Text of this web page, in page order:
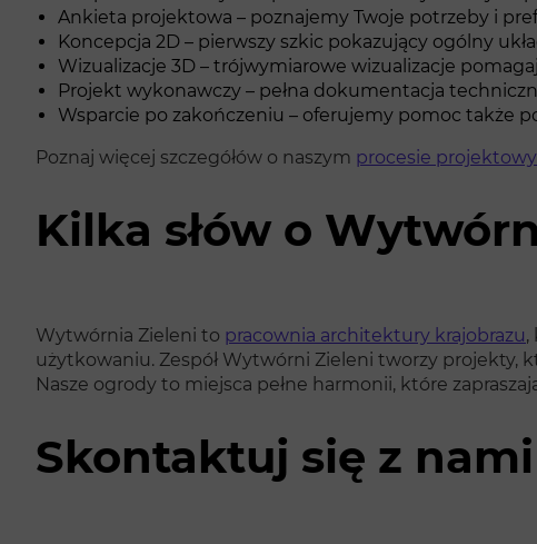
Ankieta projektowa – poznajemy Twoje potrzeby i
Koncepcja 2D – pierwszy szkic pokazujący ogólny
Wizualizacje 3D – trójwymiarowe wizualizacje
Projekt wykonawczy – pełna dokumentacja
Wsparcie po zakończeniu – oferujemy pomoc także
Poznaj więcej szczegółów o naszym procesie
Kilka słów o
Wytwórnia Zieleni to pracownia architektury krajobrazu,
użytkowaniu. Zespół Wytwórni Zieleni tworzy projekty,
Nasze ogrody to miejsca pełne harmonii, które
Skontaktuj się z